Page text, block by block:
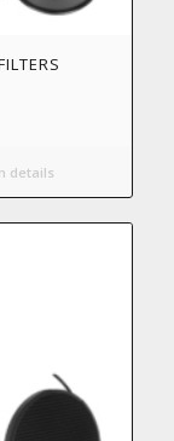
details